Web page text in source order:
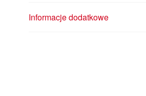
Informacje dodatkowe